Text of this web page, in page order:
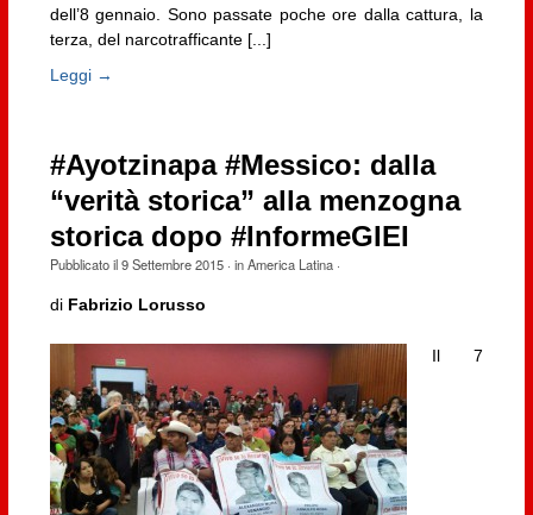
dell’8 gennaio. Sono passate poche ore dalla cattura, la
terza, del narcotrafficante [...]
Leggi →
#Ayotzinapa #Messico: dalla
“verità storica” alla menzogna
storica dopo #InformeGIEI
Pubblicato il9 Settembre 2015· inAmerica Latina·
di Fabrizio Lorusso
Il 7